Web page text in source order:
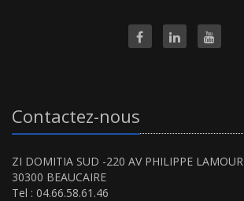
Contactez-nous
ZI DOMITIA SUD -220 AV PHILIPPE LAMOUR
30300 BEAUCAIRE
Tel : 04.66.58.61.46